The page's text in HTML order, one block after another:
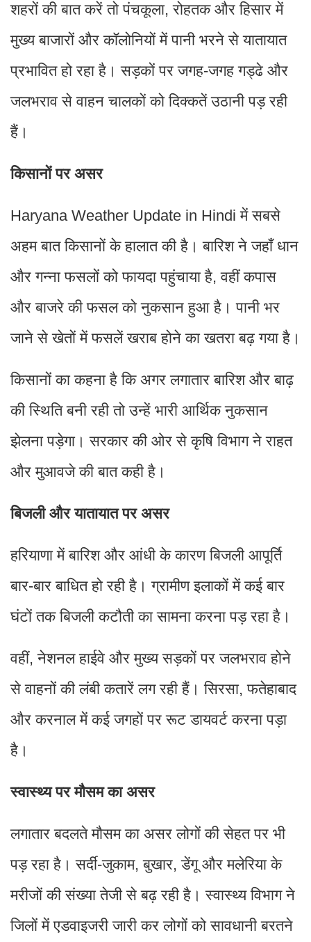
शहरों की बात करें तो पंचकूला, रोहतक और हिसार में
मुख्य बाजारों और कॉलोनियों में पानी भरने से यातायात
प्रभावित हो रहा है। सड़कों पर जगह-जगह गड्ढे और
जलभराव से वाहन चालकों को दिक्कतें उठानी पड़ रही
हैं।
किसानों पर असर
Haryana Weather Update in Hindi में सबसे
अहम बात किसानों के हालात की है। बारिश ने जहाँ धान
और गन्ना फसलों को फायदा पहुंचाया है, वहीं कपास
और बाजरे की फसल को नुकसान हुआ है। पानी भर
जाने से खेतों में फसलें खराब होने का खतरा बढ़ गया है।
किसानों का कहना है कि अगर लगातार बारिश और बाढ़
की स्थिति बनी रही तो उन्हें भारी आर्थिक नुकसान
झेलना पड़ेगा। सरकार की ओर से कृषि विभाग ने राहत
और मुआवजे की बात कही है।
बिजली और यातायात पर असर
हरियाणा में बारिश और आंधी के कारण बिजली आपूर्ति
बार-बार बाधित हो रही है। ग्रामीण इलाकों में कई बार
घंटों तक बिजली कटौती का सामना करना पड़ रहा है।
वहीं, नेशनल हाईवे और मुख्य सड़कों पर जलभराव होने
से वाहनों की लंबी कतारें लग रही हैं। सिरसा, फतेहाबाद
और करनाल में कई जगहों पर रूट डायवर्ट करना पड़ा
है।
स्वास्थ्य पर मौसम का असर
लगातार बदलते मौसम का असर लोगों की सेहत पर भी
पड़ रहा है। सर्दी-जुकाम, बुखार, डेंगू और मलेरिया के
मरीजों की संख्या तेजी से बढ़ रही है। स्वास्थ्य विभाग ने
जिलों में एडवाइजरी जारी कर लोगों को सावधानी बरतने